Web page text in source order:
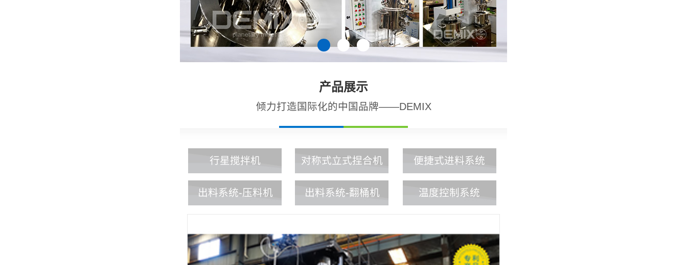
产品展示
倾力打造国际化的中国品牌——DEMIX
行星搅拌机 对称式立式捏合机 便捷式进料系统
出料系统-压料机 出料系统-翻桶机 温度控制系统